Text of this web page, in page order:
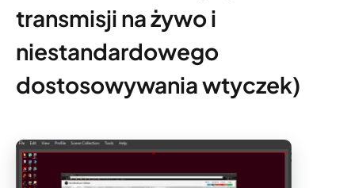
transmisji na żywo i
niestandardowego
dostosowywania wtyczek)